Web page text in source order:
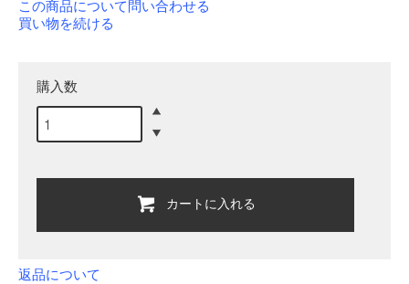
この商品について問い合わせる
買い物を続ける
購入数
カートに入れる
返品について